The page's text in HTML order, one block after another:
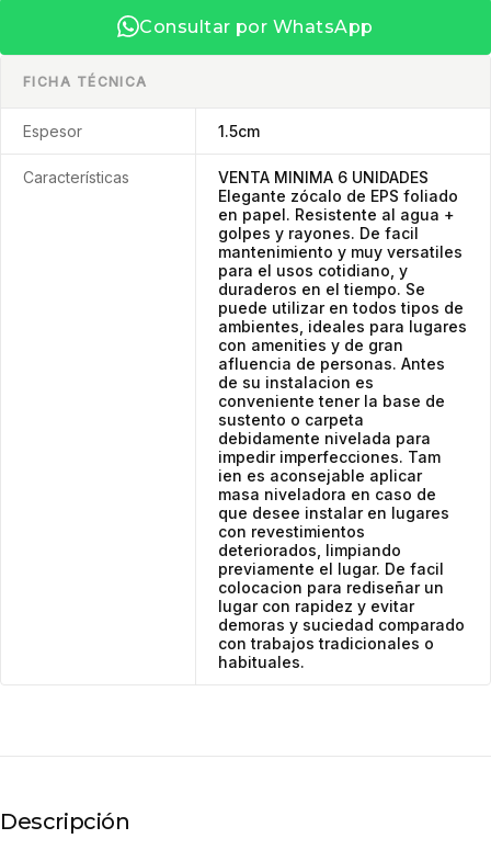
Consultar por WhatsApp
FICHA TÉCNICA
Espesor 1.5cm
Características
VENTA MINIMA 6 UNIDADES
Elegante zócalo de EPS foliado
en papel. Resistente al agua +
golpes y rayones. De facil
mantenimiento y muy versatiles
para el usos cotidiano, y
duraderos en el tiempo. Se
puede utilizar en todos tipos de
ambientes, ideales para lugares
con amenities y de gran
afluencia de personas. Antes
de su instalacion es
conveniente tener la base de
sustento o carpeta
debidamente nivelada para
impedir imperfecciones. Tam
ien es aconsejable aplicar
masa niveladora en caso de
que desee instalar en lugares
con revestimientos
deteriorados, limpiando
previamente el lugar. De facil
colocacion para rediseñar un
lugar con rapidez y evitar
demoras y suciedad comparado
con trabajos tradicionales o
habituales.
Descripción